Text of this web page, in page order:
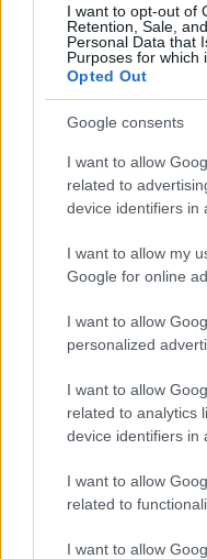
I want to opt-out of
Retention, Sale,
Personal Data that
Purposes for which
Opted Out
Google consents
I want to allow
related to
device identifiers in
I want to allow my
Google for online
I want to allow
personalized
I want to allow
related to analytics
device identifiers in
I want to allow
related to
I want to allow